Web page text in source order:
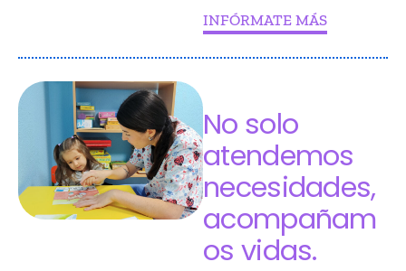
INFÓRMATE MÁS
No solo
atendemos
necesidades,
acompañam
os vidas.